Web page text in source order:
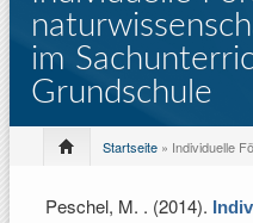
im
Grundschule
Startseite » Individuelle
Peschel, M. . (2014).